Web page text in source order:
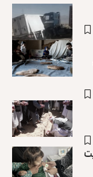
در ۱۲ ولایت